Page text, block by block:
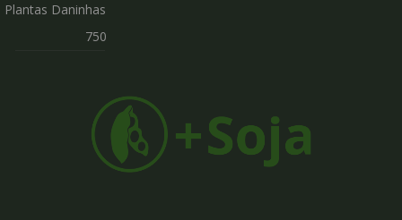
Plantas Daninhas
750